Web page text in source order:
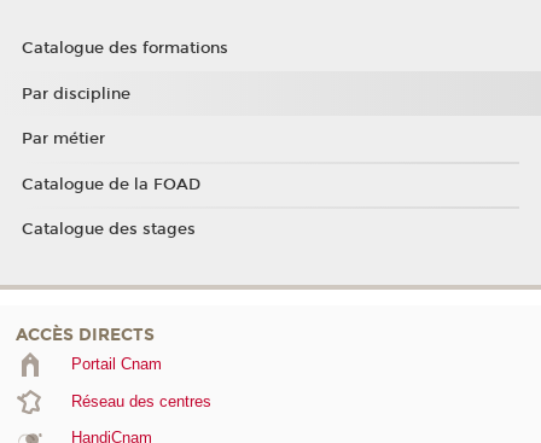
Catalogue des formations
Par discipline
Par métier
Catalogue de la FOAD
Catalogue des stages
ACCÈS DIRECTS
Portail Cnam
Réseau des centres
HandiCnam